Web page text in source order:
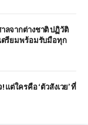
ลจากต่างชาติ ปฏิวัติ
ตรียมพร้อมรับมือทุก
แต่ใครคือ ‘ตัวสังเวย’ ที่